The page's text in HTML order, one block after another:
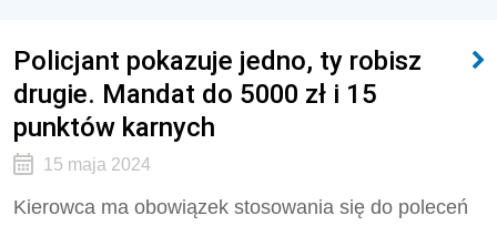
Policjant pokazuje jedno, ty robisz
drugie. Mandat do 5000 zł i 15
punktów karnych
15 maja 2024
Kierowca ma obowiązek stosowania się do poleceń